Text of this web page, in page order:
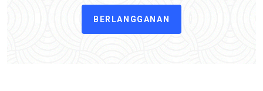
BERLANGGANAN